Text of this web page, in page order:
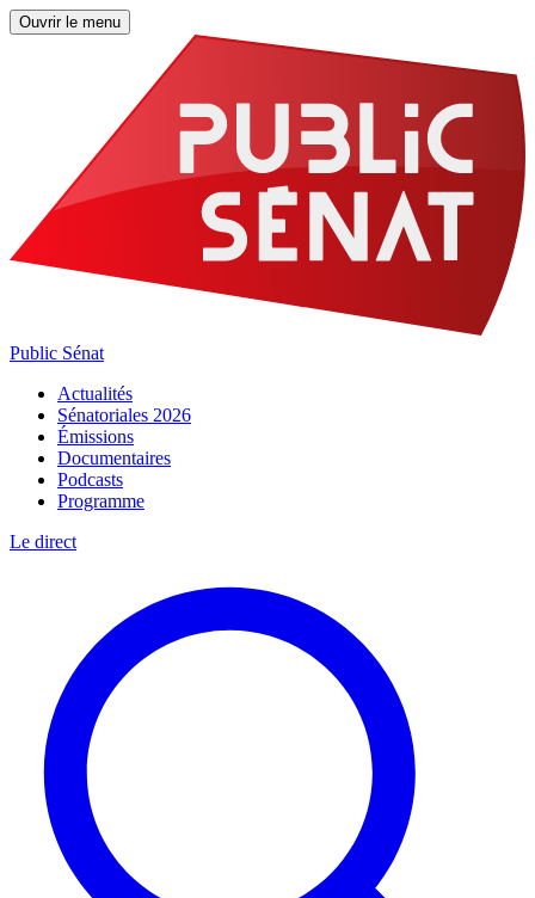
Ouvrir le menu
Public Sénat
Actualités
Sénatoriales 2026
Émissions
Documentaires
Podcasts
Programme
Le direct